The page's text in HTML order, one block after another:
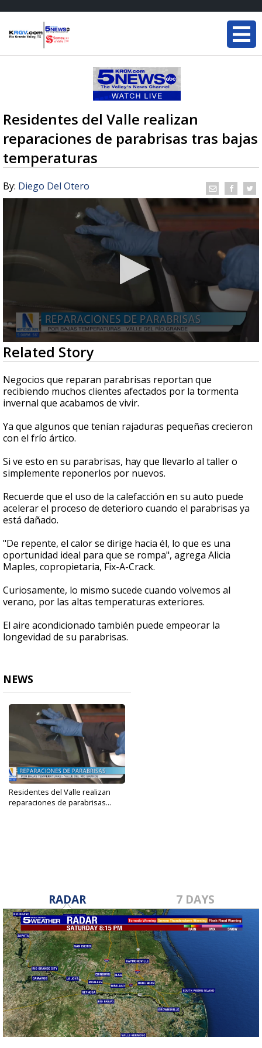
Residentes del Valle realizan
reparaciones de parabrisas tras bajas
temperaturas
By: Diego Del Otero
0
seconds
of
59
seconds
Related Story
Negocios que reparan parabrisas reportan que
recibiendo muchos clientes afectados por la tormenta
invernal que acabamos de vivir.
Ya que algunos que tenían rajaduras pequeñas crecieron
con el frío ártico.
Si ve esto en su parabrisas, hay que llevarlo al taller o
simplemente reponerlos por nuevos.
Recuerde que el uso de la calefacción en su auto puede
acelerar el proceso de deterioro cuando el parabrisas ya
está dañado.
"De repente, el calor se dirige hacia él, lo que es una
oportunidad ideal para que se rompa", agrega Alicia
Maples, copropietaria, Fix-A-Crack.
Curiosamente, lo mismo sucede cuando volvemos al
verano, por las altas temperaturas exteriores.
El aire acondicionado también puede empeorar la
longevidad de su parabrisas.
NEWS
Residentes del Valle realizan
reparaciones de parabrisas...
RADAR 7 DAYS